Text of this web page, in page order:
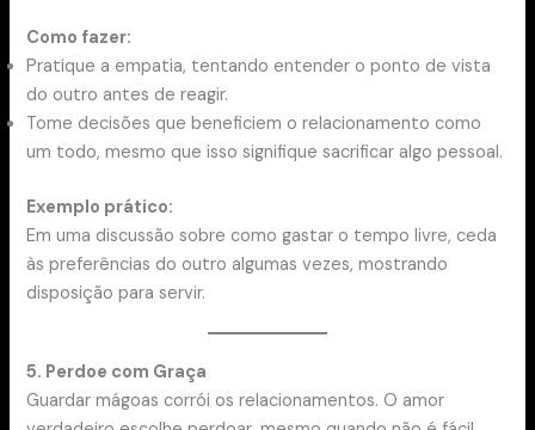
Como fazer:
Pratique a empatia, tentando entender o ponto de vista
do outro antes de reagir.
Tome decisões que beneficiem o relacionamento como
um todo, mesmo que isso signifique sacrificar algo pessoal.
Exemplo prático:
Em uma discussão sobre como gastar o tempo livre, ceda
às preferências do outro algumas vezes, mostrando
disposição para servir.
5. Perdoe com Graça
Guardar mágoas corrói os relacionamentos. O amor